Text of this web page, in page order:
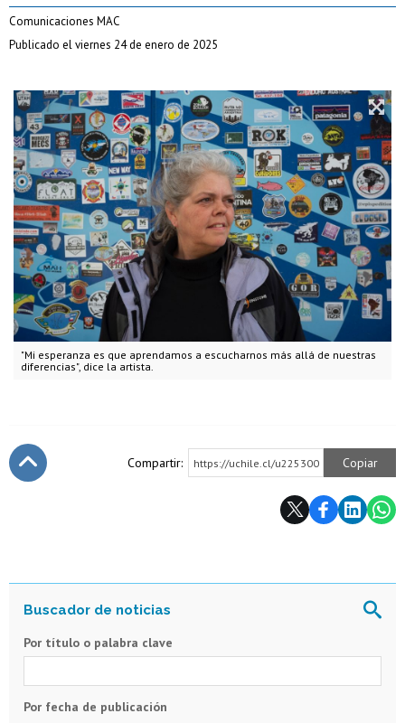
"Mi esperanza es que aprendamos a escucharnos más allá de nuestras
diferencias", dice la artista.
Comunicaciones MAC
Publicado el viernes 24 de enero de 2025
Compartir: https://uchile.cl/u225300 Copiar
Por título o palabra clave